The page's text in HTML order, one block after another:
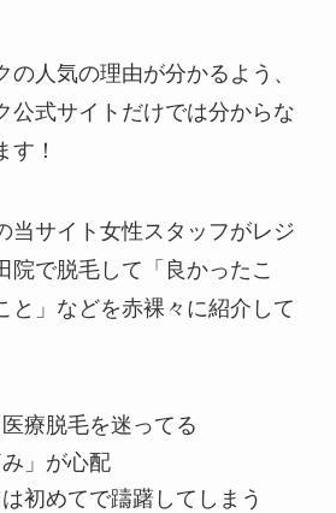
の人気の理由が分かるよう、
公式サイトだけでは分からな
す！
当サイト女性スタッフがレジ
院で脱毛して「良かったこ
と」などを赤裸々に紹介して
療脱毛を迷ってる
」が心配
初めてで躊躇してしまう